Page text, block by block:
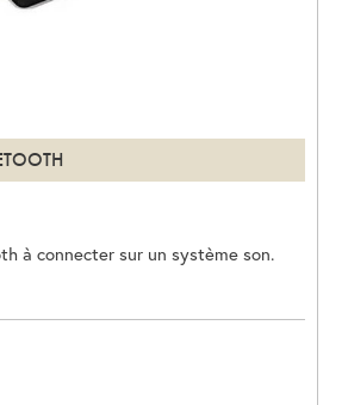
à connecter sur un système son.